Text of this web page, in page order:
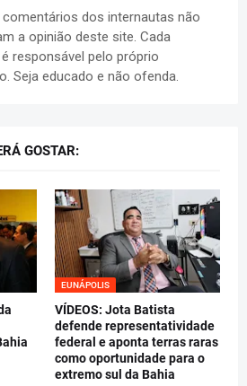
comentários dos internautas não
a opinião deste site. Cada
responsável pelo próprio
Seja educado e não ofenda.
GOSTAR:
EUNÁPOLIS
VÍDEOS: Jota Batista
defende representatividade
federal e aponta terras raras
como oportunidade para o
extremo sul da Bahia